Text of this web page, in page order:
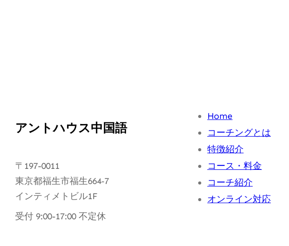
アントハウス中国語
〒197-0011
東京都福生市福生664‐7
インティメトビル1F
受付 9:00-17:00 不定休
Home
コーチングとは
特徴紹介
コース・料金
コーチ紹介
オンライン対応